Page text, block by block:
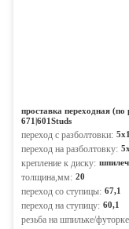
проставка переходная (по
671|601Studs
переход с разболтовки:
переход на разболтовку:
крепление к диску:
толщина,мм: 20
переход со ступицы: 67,1
переход на ступицу: 60,1
резьба на шпильке/